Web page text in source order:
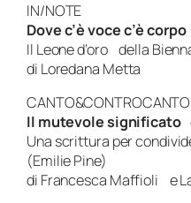
IN/NOTE
Dove c’è voce c’è corpo
Il Leone d’oro della
di Loredana Metta
CANTO&CONTROCANTO
Il mutevole significato
Una scrittura per
(Emilie Pine)
di Francesca Maffioli e